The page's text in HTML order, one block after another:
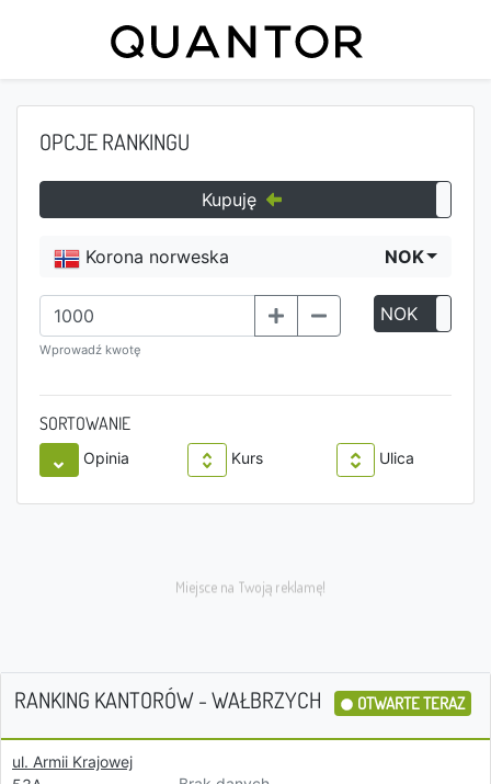
OPCJE RANKINGU
Kupuję
Korona norweska NOK
Wprowadź kwotę
NOK
SORTOWANIE
Opinia Kurs Ulica
RANKING KANTORÓW - WAŁBRZYCH OTWARTE TERAZ
ul. Armii Krajowej